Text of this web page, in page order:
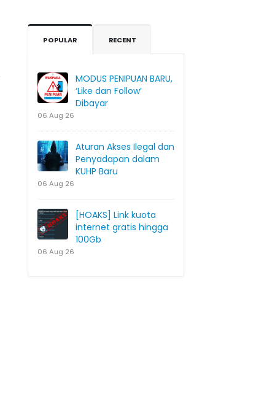
POPULAR RECENT
MODUS PENIPUAN BARU,
‘Like dan Follow’
Dibayar
06 Aug 26
Aturan Akses Ilegal dan
Penyadapan dalam
KUHP Baru
06 Aug 26
[HOAKS] Link kuota
internet gratis hingga
100Gb
06 Aug 26